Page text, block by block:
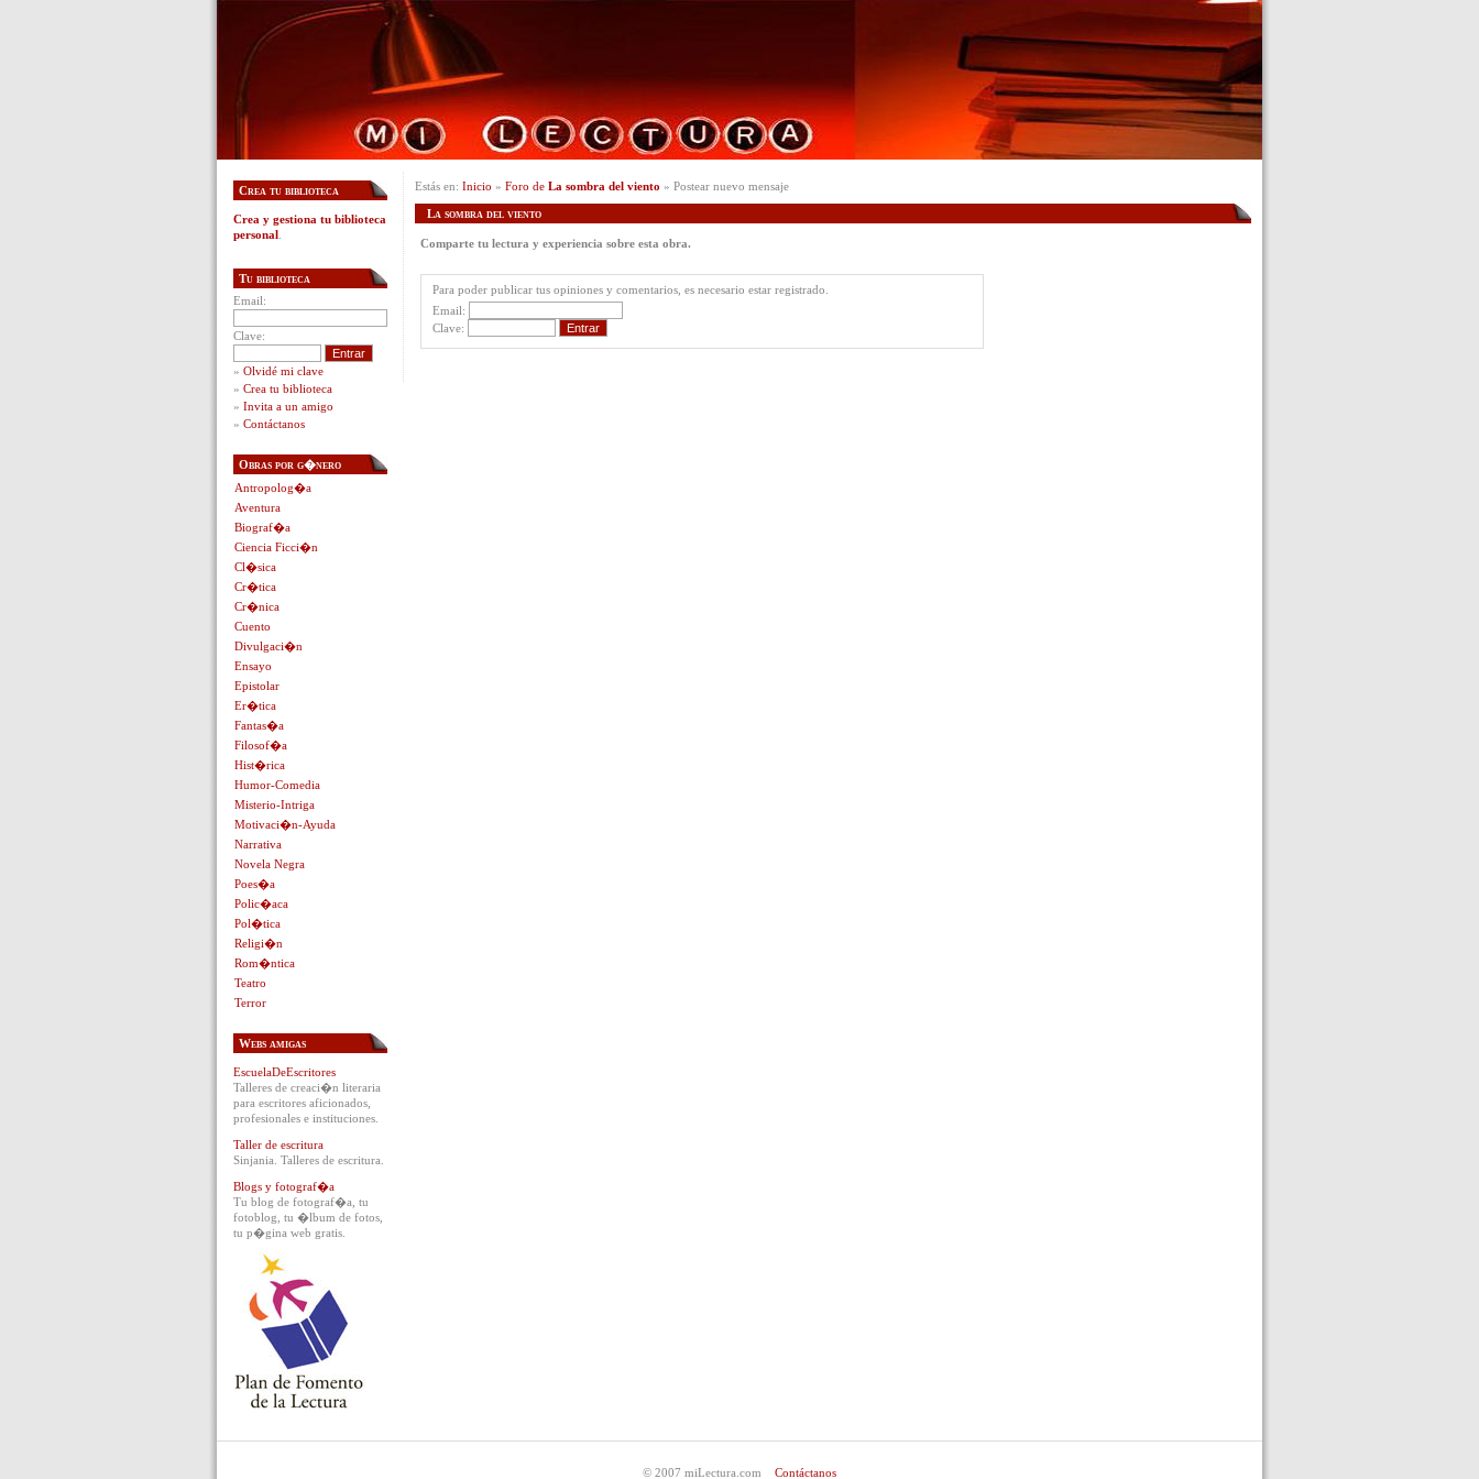
Estás en: Inicio » Foro de La sombra del viento » Postear nuevo mensaje
La sombra del viento
Comparte tu lectura y experiencia sobre esta obra.
Para poder publicar tus opiniones y comentarios, es necesario estar registrado.
Email:
Clave:
Crea tu biblioteca
Crea y gestiona tu biblioteca
personal
Tu biblioteca
Email:
Clave:
» Olvidé mi clave
» Crea tu biblioteca
» Invita a un amigo
» Contáctanos
Obras por g�nero
Antropolog�a
Aventura
Biograf�a
Ciencia Ficci�n
Cl�sica
Cr�tica
Cr�nica
Cuento
Divulgaci�n
Ensayo
Epistolar
Er�tica
Fantas�a
Filosof�a
Hist�rica
Humor-Comedia
Misterio-Intriga
Motivaci�n-Ayuda
Narrativa
Novela Negra
Poes�a
Polic�aca
Pol�tica
Religi�n
Rom�ntica
Teatro
Terror
Webs amigas
EscuelaDeEscritores
Talleres de creaci�n literaria
para escritores aficionados,
profesionales e instituciones.
Taller de escritura
Sinjania. Talleres de escritura.
Blogs y fotograf�a
Tu blog de fotograf�a, tu
fotoblog, tu �lbum de fotos,
tu p�gina web gratis.
© 2007 miLectura.com Contáctanos